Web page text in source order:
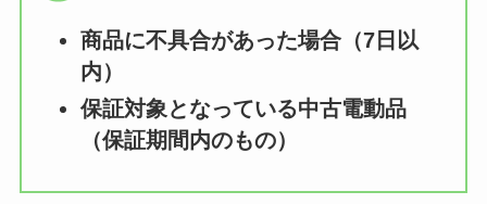
商品に不具合があった場合（7日以
内）
保証対象となっている中古電動品
（保証期間内のもの）